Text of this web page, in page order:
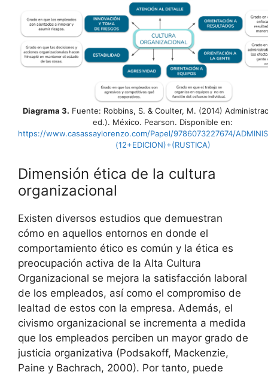
Diagrama 3. Fuente: Robbins, S. & Coulter, M. (2014)
ed.). México. Pearson. Disponible en:
https://www.casassaylorenzo.com/Papel/9786073227674/
(12+EDICION)+(RUSTICA)
Dimensión ética de la cultura
organizacional
Existen diversos estudios que demuestran
cómo en aquellos entornos en donde el
comportamiento ético es común y la ética es
preocupación activa de la Alta Cultura
Organizacional se mejora la satisfacción laboral
de los empleados, así como el compromiso de
lealtad de estos con la empresa. Además, el
civismo organizacional se incrementa a medida
que los empleados perciben un mayor grado de
justicia organizativa (Podsakoff, Mackenzie,
Paine y Bachrach, 2000). Por tanto, puede